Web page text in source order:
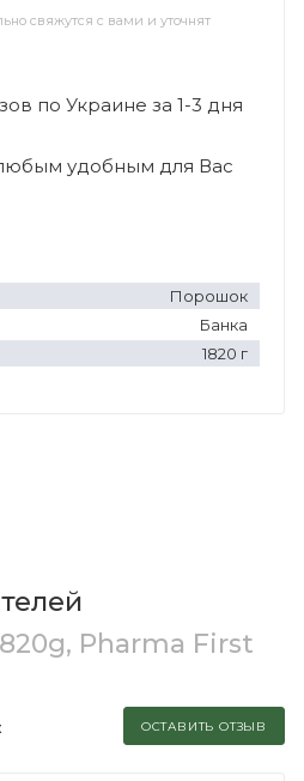
свяжутся с вами и уточнят
по Украине за 1-3 дня
удобным для Вас
Порошок
Банка
1820 г
Pharma First
ОСТАВИТЬ ОТЗЫВ